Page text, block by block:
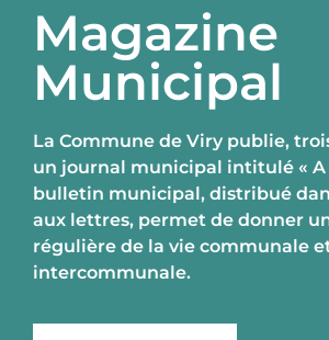
Magazine
Municipal
La Commune de Viry publie,
un journal municipal intitulé « A
bulletin municipal, distribué
aux lettres, permet de donner
régulière de la vie communale
intercommunale.